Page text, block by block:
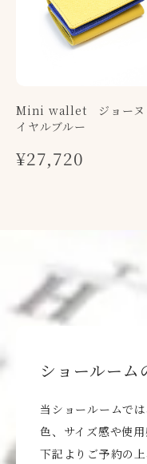
Mini wallet ジョー
イヤルブルー
¥27,720
ショールーム
当ショールームで
色、サイズ感や使
下記よりご予約の